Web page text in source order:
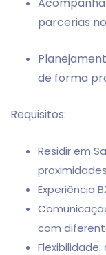
parcerias
de forma
Requisitos:
Residir em
Experiência
com